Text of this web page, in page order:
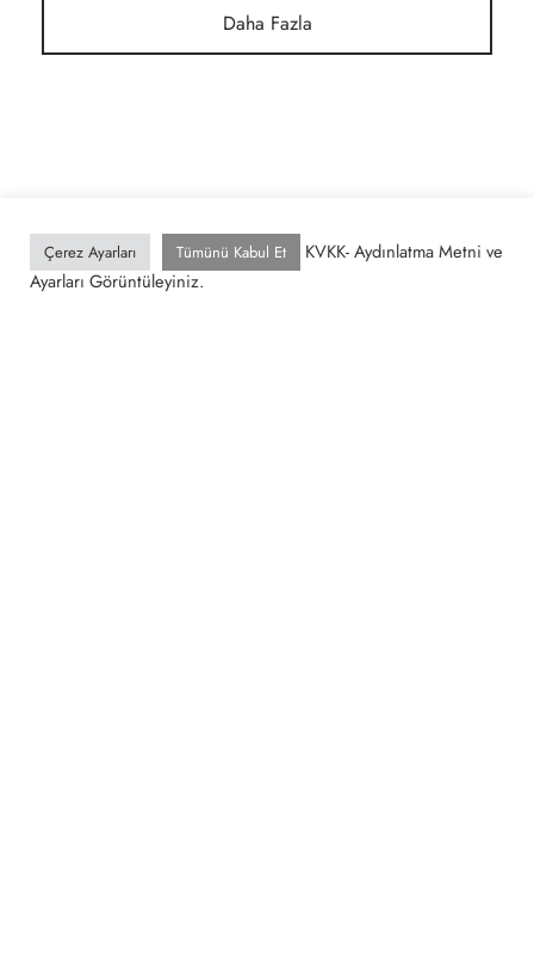
Daha Fazla
Çerez Ayarları Tümünü Kabul Et
KVKK- Aydınlatma Metni ve
Ayarları Görüntüleyiniz.